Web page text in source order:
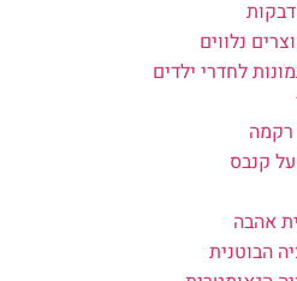
נלווים
לחדרי ילדים
רקמה
קנבס
אהבה
הבוטנית